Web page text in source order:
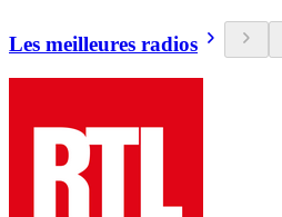
Les meilleures radios